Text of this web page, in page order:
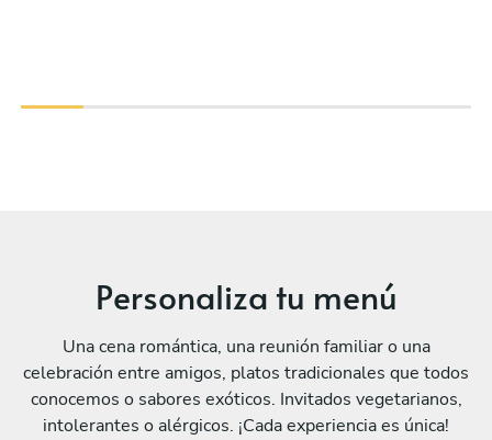
Personaliza tu menú
Una cena romántica, una reunión familiar o una
celebración entre amigos, platos tradicionales que todos
conocemos o sabores exóticos. Invitados vegetarianos,
intolerantes o alérgicos. ¡Cada experiencia es única!